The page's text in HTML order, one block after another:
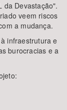
da Devastação".
veem riscos
a mudança.
infraestrutura e
burocracias e a